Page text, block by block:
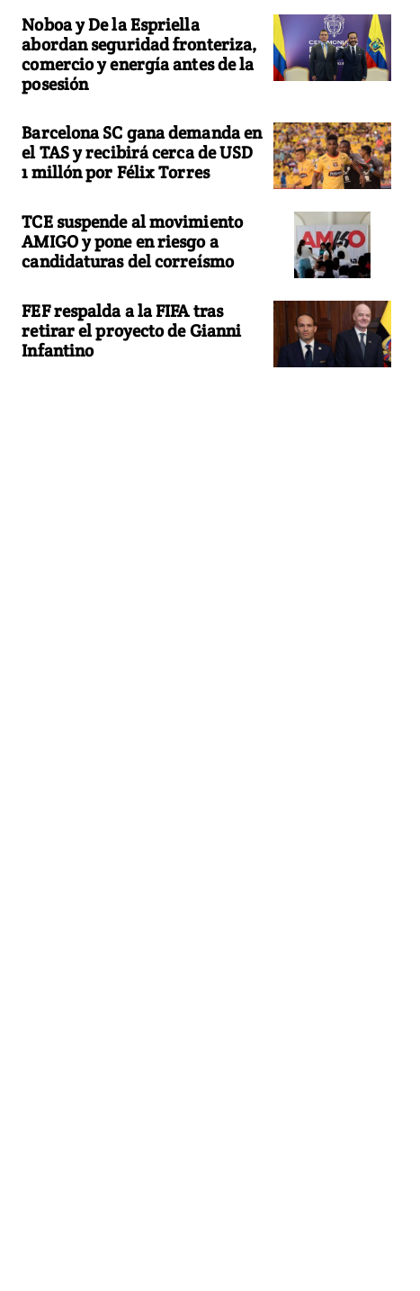
Noboa y De la Espriella
abordan seguridad fronteriza,
comercio y energía antes de la
posesión
Barcelona SC gana demanda en
el TAS y recibirá cerca de USD
1 millón por Félix Torres
TCE suspende al movimiento
AMIGO y pone en riesgo a
candidaturas del correísmo
FEF respalda a la FIFA tras
retirar el proyecto de Gianni
Infantino